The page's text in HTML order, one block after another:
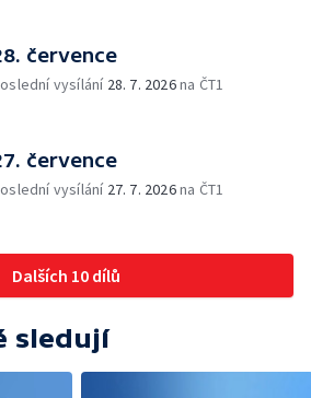
července
vysílání 28. 7. 2026na ČT1
července
vysílání 27. 7. 2026na ČT1
Dalších 10 dílů
sledují